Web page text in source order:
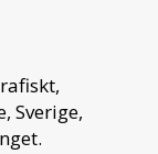
Sverige,